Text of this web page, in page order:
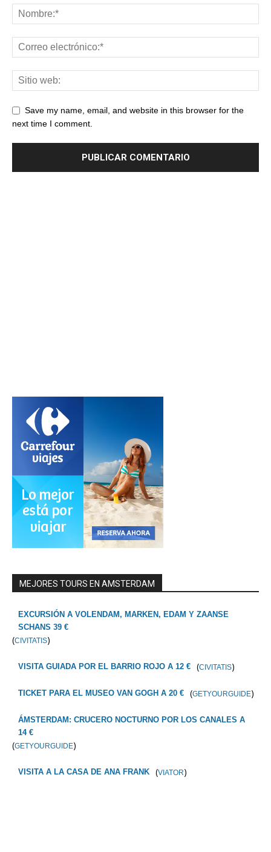
Save my name, email, and website in this browser for the
next time I comment.
MEJORES TOURS EN AMSTERDAM
EXCURSIÓN A VOLENDAM, MARKEN, EDAM Y ZAANSE
SCHANS 39 €
(CIVITATIS)
VISITA GUIADA POR EL BARRIO ROJO A 12 € (CIVITATIS)
TICKET PARA EL MUSEO VAN GOGH A 20 € (GETYOURGUIDE)
ÁMSTERDAM: CRUCERO NOCTURNO POR LOS CANALES A
14 €
(GETYOURGUIDE)
VISITA A LA CASA DE ANA FRANK (VIATOR)